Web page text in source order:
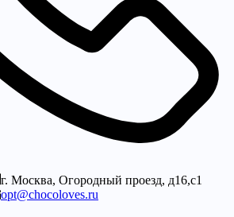
г. Москва, Огородный проезд, д16,с1
opt@chocoloves.ru